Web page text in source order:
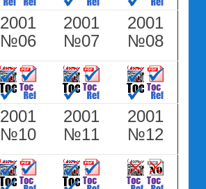
2001
№06
2001
№07
2001
№08
2001
№10
2001
№11
2001
№12